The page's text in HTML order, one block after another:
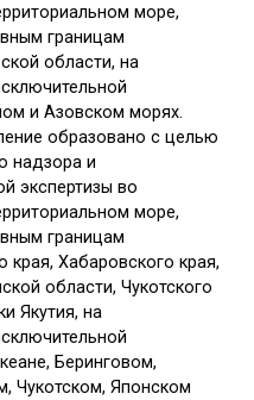
море,
границам
области, на
и Азовском морях.
образовано с целью
надзора и
экспертизы во
море,
границам
края, Хабаровского края,
области, Чукотского
Якутия, на
Беринговом,
Чукотском, Японском